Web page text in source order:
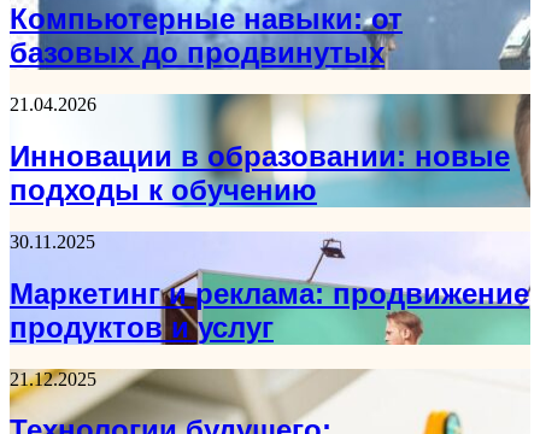
Компьютерные навыки: от
базовых до продвинутых
21.04.2026
Инновации в образовании: новые
подходы к обучению
30.11.2025
Маркетинг и реклама: продвижение
продуктов и услуг
21.12.2025